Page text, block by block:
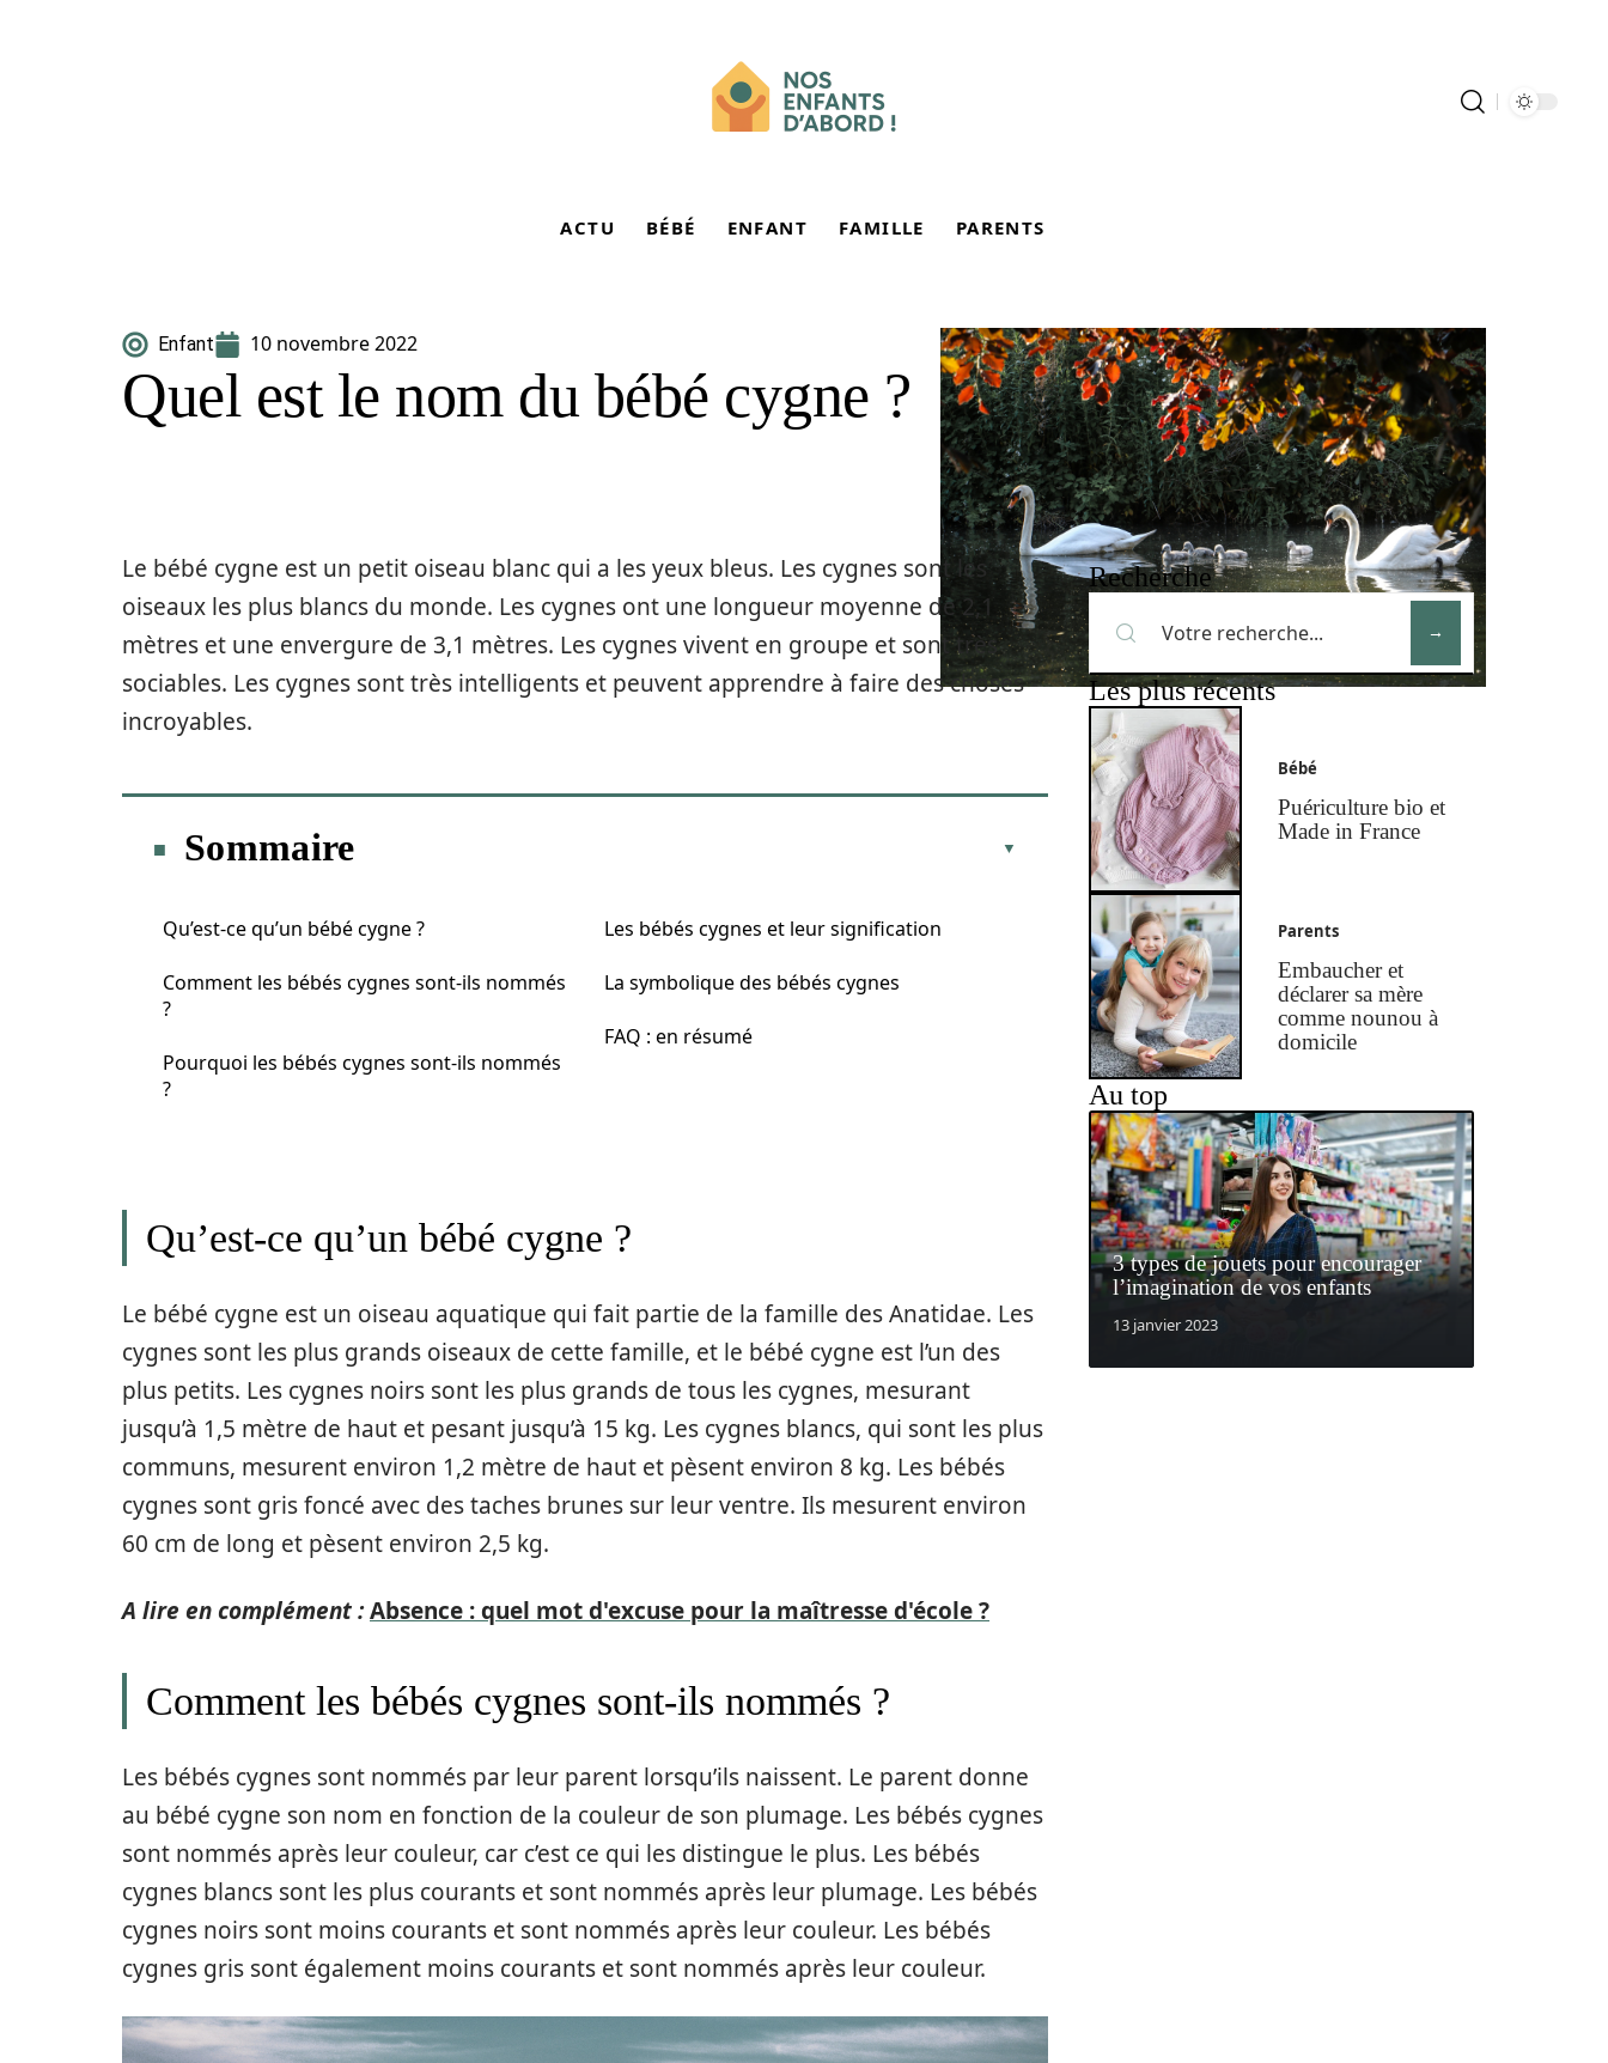
ACTU BÉBÉ ENFANT FAMILLE PARENTS
Enfant 10 novembre 2022
Quel est le nom du bébé cygne ?
Le bébé cygne est un petit oiseau blanc qui a les yeux bleus. Les cygnes sont les
oiseaux les plus blancs du monde. Les cygnes ont une longueur moyenne de 2,1
mètres et une envergure de 3,1 mètres. Les cygnes vivent en groupe et sont très
sociables. Les cygnes sont très intelligents et peuvent apprendre à faire des choses
incroyables.
Sommaire
Qu’est-ce qu’un bébé cygne ?
Comment les bébés cygnes sont-ils nommés
?
Pourquoi les bébés cygnes sont-ils nommés
?
Les bébés cygnes et leur signification
La symbolique des bébés cygnes
FAQ : en résumé
Qu’est-ce qu’un bébé cygne ?
Le bébé cygne est un oiseau aquatique qui fait partie de la famille des Anatidae. Les
cygnes sont les plus grands oiseaux de cette famille, et le bébé cygne est l’un des
plus petits. Les cygnes noirs sont les plus grands de tous les cygnes, mesurant
jusqu’à 1,5 mètre de haut et pesant jusqu’à 15 kg. Les cygnes blancs, qui sont les plus
communs, mesurent environ 1,2 mètre de haut et pèsent environ 8 kg. Les bébés
cygnes sont gris foncé avec des taches brunes sur leur ventre. Ils mesurent environ
60 cm de long et pèsent environ 2,5 kg.
A lire en complément :Absence : quel mot d'excuse pour la maîtresse d'école ?
Comment les bébés cygnes sont-ils nommés ?
Les bébés cygnes sont nommés par leur parent lorsqu’ils naissent. Le parent donne
au bébé cygne son nom en fonction de la couleur de son plumage. Les bébés cygnes
sont nommés après leur couleur, car c’est ce qui les distingue le plus. Les bébés
cygnes blancs sont les plus courants et sont nommés après leur plumage. Les bébés
cygnes noirs sont moins courants et sont nommés après leur couleur. Les bébés
cygnes gris sont également moins courants et sont nommés après leur couleur.
Recherche
Les plus récents
Bébé
Puériculture bio et
Made in France
Parents
Embaucher et
déclarer sa mère
comme nounou à
domicile
Au top
3 types de jouets pour encourager
l’imagination de vos enfants
13 janvier 2023